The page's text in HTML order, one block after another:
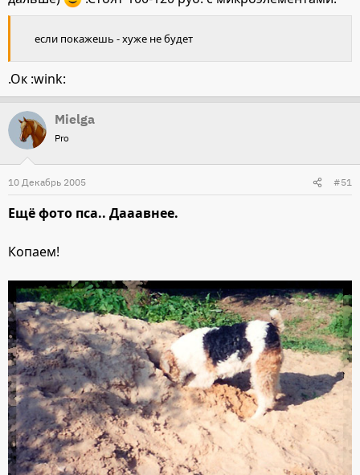
если покажешь - хуже не будет
.Ок :wink:
Mielga
Pro
10 Декабрь 2005 #51
Ещё фото пса.. Дааавнее.
Копаем!